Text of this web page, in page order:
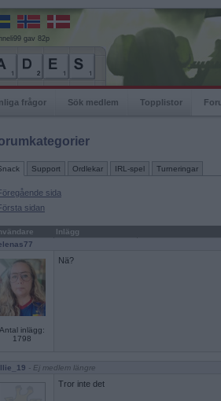
gav 82p
frågor Sök medlem Topplistor
Support Ordlekar IRL-spel Turneringar
sida
sidan
Inlägg
Antal inlägg:
1798
Nä?
- Ej medlem längre
Tror inte det